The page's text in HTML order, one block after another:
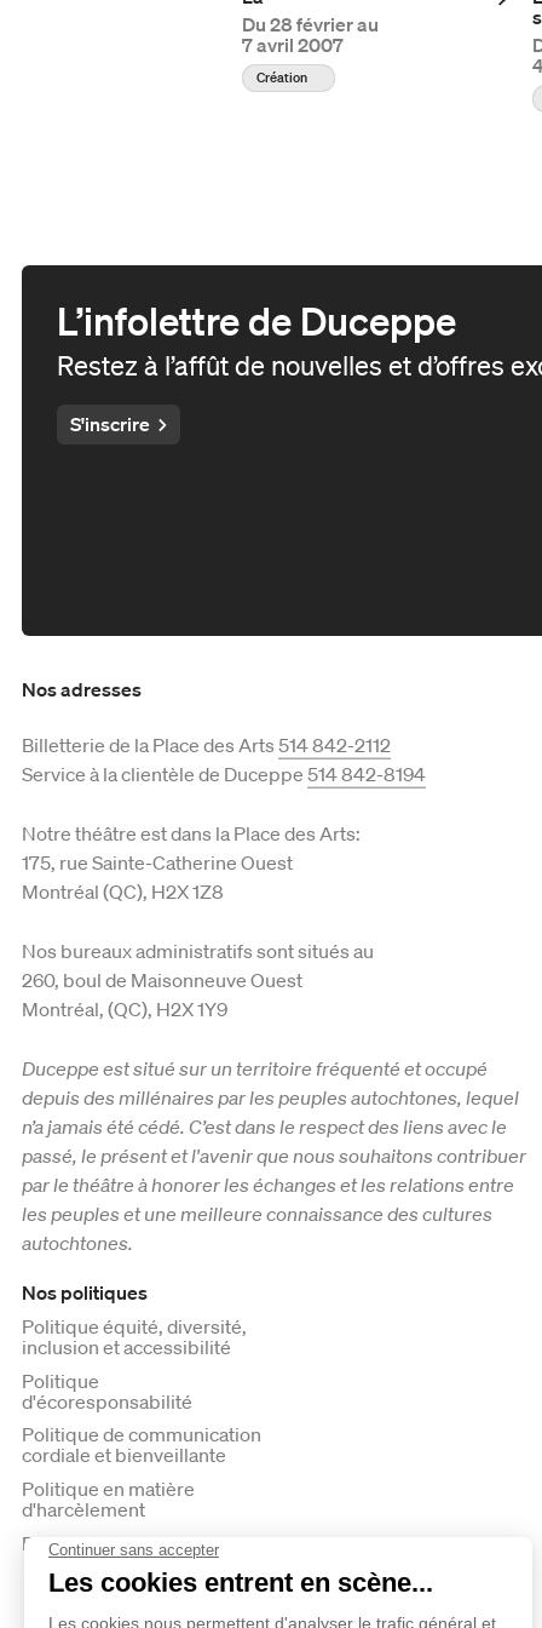
À propos de Duceppe
L'écoresponsabilité chez
L'EDIA chez Duceppe
Les prix Duceppe
Duceppe en 50 saisons
Reconnaissance territoriale
Campagne majeure
Bénévolat
Fondation Duceppe
Nos actions
Du28 février au
7 avril 2007
Création
L’infolettre de Duceppe
Restez à l’affût de nouvelles et d’offres
S'inscrire
Nos adresses
Billetterie de la Place des Arts 514 842-2112
Service à la clientèle de Duceppe 514 842-8194
Notre théâtre est dans la Place des Arts:
175, rue Sainte-Catherine Ouest
Montréal (QC), H2X 1Z8
Nos bureaux administratifs sont situés au
260, boul de Maisonneuve Ouest
Montréal, (QC), H2X 1Y9
Duceppe est situé sur un territoire fréquenté et occupé
depuis des millénaires par les peuples autochtones, lequel
n’a jamais été cédé. C’est dans le respect des liens avec le
passé, le présent et l'avenir que nous souhaitons contribuer
par le théâtre à honorer les échanges et les relations entre
les peuples et une meilleure connaissance des cultures
autochtones.
Nos politiques
Politique équité, diversité,
inclusion et accessibilité
Politique
d'écoresponsabilité
Politique de communication
cordiale et bienveillante
Politique en matière
d'harcèlement
Politique de confidentialité